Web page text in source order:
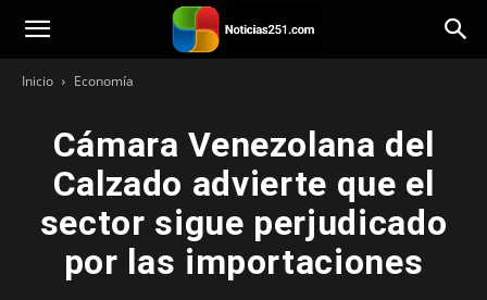
Noticias251
Inicio Economía
Cámara Venezolana del
Calzado advierte que el
sector sigue perjudicado
por las importaciones